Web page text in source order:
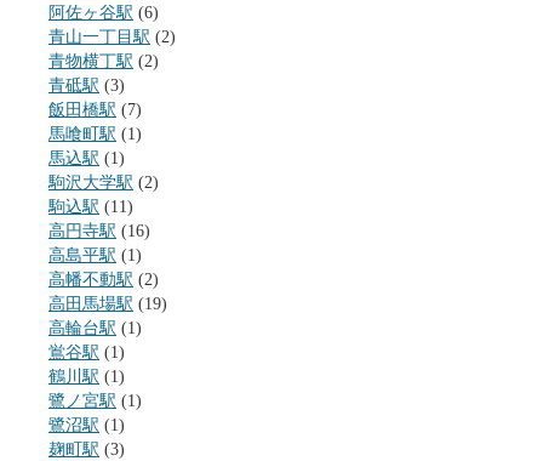
阿佐ヶ谷駅 (6)
青山一丁目駅 (2)
青物横丁駅 (2)
青砥駅 (3)
飯田橋駅 (7)
馬喰町駅 (1)
馬込駅 (1)
駒沢大学駅 (2)
駒込駅 (11)
高円寺駅 (16)
高島平駅 (1)
高幡不動駅 (2)
高田馬場駅 (19)
高輪台駅 (1)
鴬谷駅 (1)
鶴川駅 (1)
鷺ノ宮駅 (1)
鷺沼駅 (1)
麹町駅 (3)